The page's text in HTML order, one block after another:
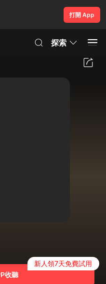
打開 App
探索
收聽
新人領7天免費試用